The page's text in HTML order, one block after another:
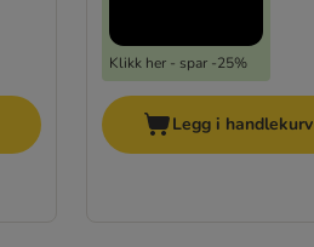
Klikk her - spar -25%
Legg i handlekurv